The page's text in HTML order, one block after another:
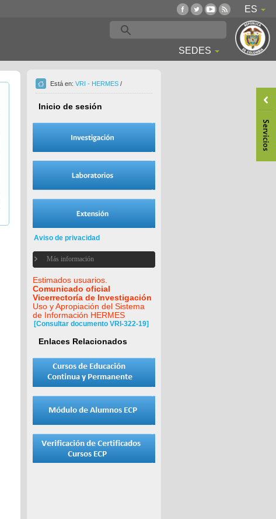
ES
SEDES
Está en: VRI - HERMES /
Inicio de sesión
Aviso de privacidad
Más información
Estimados usuarios.
Comunicado oficial
Vicerrectoría de Investigación
Uso y Apropiación del Sistema
de Información HERMES
[Consultar documento VRI-322-19]
Enlaces Relacionados